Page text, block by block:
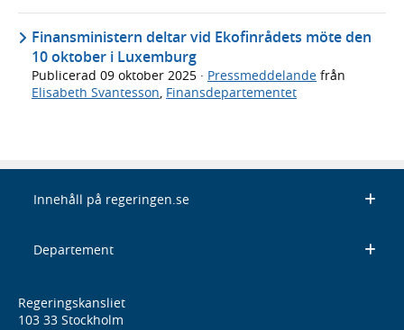
Finansministern deltar vid Ekofinrådets möte den
10 oktober i Luxemburg
Publicerad 09 oktober 2025 · Pressmeddelande från
Elisabeth Svantesson, Finansdepartementet
Innehåll på regeringen.se
Departement
Regeringskansliet
103 33 Stockholm